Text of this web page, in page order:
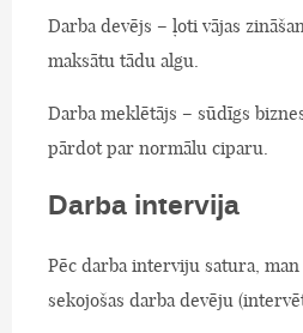
Darba devējs – ļoti vājas
maksātu tādu algu.
Darba meklētājs – sūdīgs
pārdot par normālu ciparu.
Darba intervija
Pēc darba interviju satura,
sekojošas darba devēju